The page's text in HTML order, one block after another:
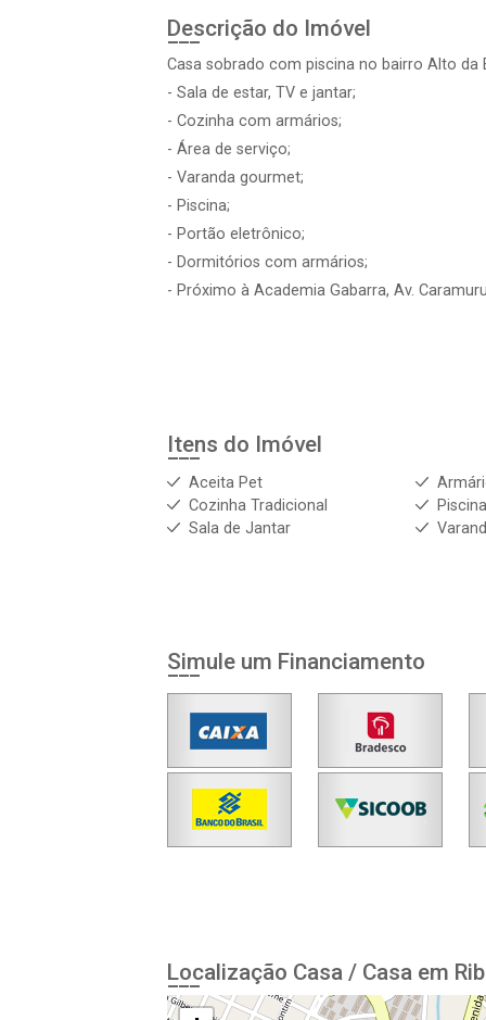
Descrição do Imóvel
Casa sobrado com piscina no bairro Alto da
- Sala de estar, TV e jantar;
- Cozinha com armários;
- Área de serviço;
- Varanda gourmet;
- Piscina;
- Portão eletrônico;
- Dormitórios com armários;
- Próximo à Academia Gabarra, Av.
Itens do Imóvel
Aceita Pet
Cozinha Tradicional
Sala de Jantar
Simule um Financiamento
Localização Casa / Casa em